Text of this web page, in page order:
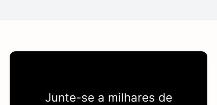
Junte-se a milhares de